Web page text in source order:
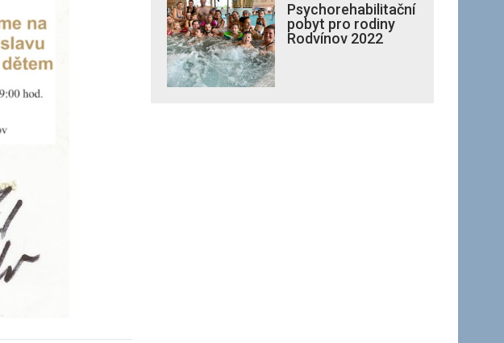
Psychorehabilitační
pobyt pro rodiny
Rodvínov 2022